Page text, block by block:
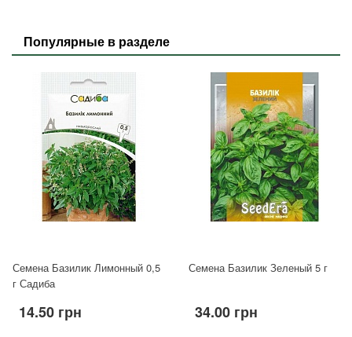
Популярные в разделе
Семена Базилик Лимонный 0,5
г Садиба
14.50 грн
Семена Базилик Зеленый 5 г
34.00 грн